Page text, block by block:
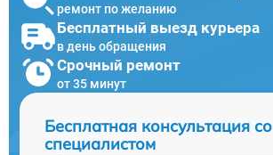
ремонт по желанию
Бесплатный выезд курьера
в день обращения
Срочный ремонт
от 35 минут
Бесплатная консультация со
специалистом